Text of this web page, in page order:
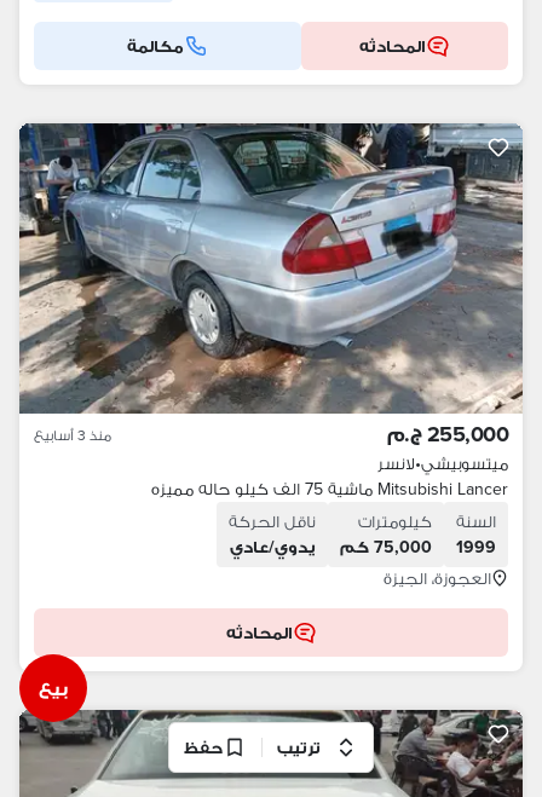
المحادثه مكالمة
255,000 ج.م منذ 3 أسابيع
ميتسوبيشي•لانسر
Mitsubishi Lancer ماشية 75 الف كيلو حاله مميزه
السنة
1999
كيلومترات
75,000 كم
ناقل الحركة
يدوي/عادي
العجوزة، الجيزة
المحادثه
بيع
ترتيب حفظ